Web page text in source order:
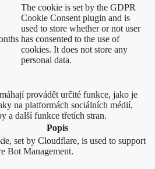
The cookie is set by the GDPR
Cookie Consent plugin and is
used to store whether or not user
has consented to the use of
cookies. It does not store any
personal data.
provádět určité funkce, jako je
na platformách sociálních médií,
a další funkce třetích stran.
Popis
set by Cloudflare, is used to support
Bot Management.